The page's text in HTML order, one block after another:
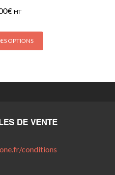
sur
la
produit
€ HT
OPTIONS
Ce
être
sur
DE VENTE
conditions